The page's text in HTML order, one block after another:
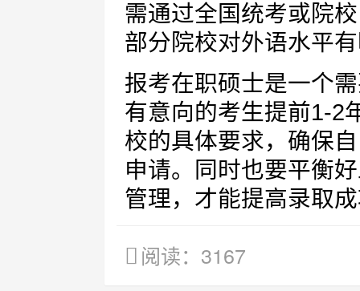
需通过全国统考或院
部分院校对外语水平
报考在职硕士是一个
有意向的考生提前1-2
校的具体要求，确保
申请。同时也要平衡
管理，才能提高录取
阅读：3167